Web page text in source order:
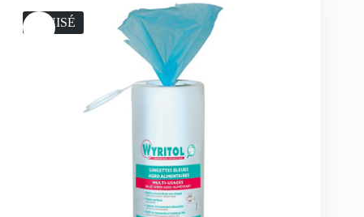
ÉPUISÉ